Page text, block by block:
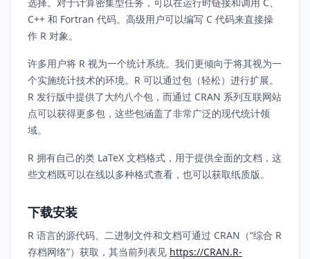
C++ 和 Fortran 代码。高级用户可以编写 C 代码来直接操
作 R 对象。
许多用户将 R 视为一个统计系统。我们更倾向于将其视为一
个实施统计技术的环境。R 可以通过包（轻松）进行扩展。
R 发行版中提供了大约八个包，而通过 CRAN 系列互联网站
点可以获得更多包，这些包涵盖了非常广泛的现代统计领
域。
R 拥有自己的类 LaTeX 文档格式，用于提供全面的文档，这
些文档既可以在线以多种格式查看，也可以获取纸质版。
下载安装
R 语言的源代码、二进制文件和文档可通过 CRAN（“综合 R
存档网络”）获取，其当前列表见 https://CRAN.R-